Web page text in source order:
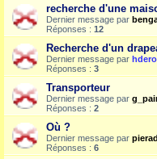
recherche d'une
Dernier message par
Réponses : 12
Recherche d'un
Dernier message par
Réponses : 3
Transporteur
Dernier message par
Réponses : 2
Où ?
Dernier message par
Réponses : 6